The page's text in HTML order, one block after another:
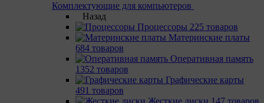
Комплектующие для компьютеров
Назад
Процессоры 225 товаров
Материнcкие платы
684 товаров
Оперативная память
1352 товаров
Графические карты
491 товаров
Жесткие диски 147 товаров